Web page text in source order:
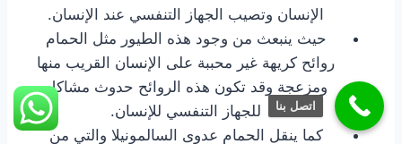
الإنسان وتصيب الجهاز التنفسي عند الإنسان.
حيث ينبعث من وجود هذه الطيور مثل الحمام
روائح كريهة غير محببة على الإنسان القريب منها
ومزعجة وقد تكون هذه الروائح حدوث مشاكل
للجهاز التنفسي للإنسان.
كما ينقل الحمام عدوى السالمونيلا والتي من
اتصل بنا